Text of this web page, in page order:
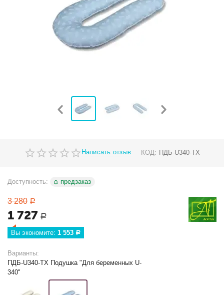
Написать отзыв КОД: ПДБ-U340-ТХ
Доступность: предзаказ
3 280 Р
1 727 Р
Вы экономите: 1 553 Р
Варианты:
ПДБ-U340-ТХ Подушка "Для беременных U-
340"